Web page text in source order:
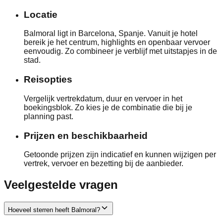
Locatie
Balmoral ligt in Barcelona, Spanje. Vanuit je hotel
bereik je het centrum, highlights en openbaar vervoer
eenvoudig. Zo combineer je verblijf met uitstapjes in de
stad.
Reisopties
Vergelijk vertrekdatum, duur en vervoer in het
boekingsblok. Zo kies je de combinatie die bij je
planning past.
Prijzen en beschikbaarheid
Getoonde prijzen zijn indicatief en kunnen wijzigen per
vertrek, vervoer en bezetting bij de aanbieder.
Veelgestelde vragen
Hoeveel sterren heeft Balmoral?